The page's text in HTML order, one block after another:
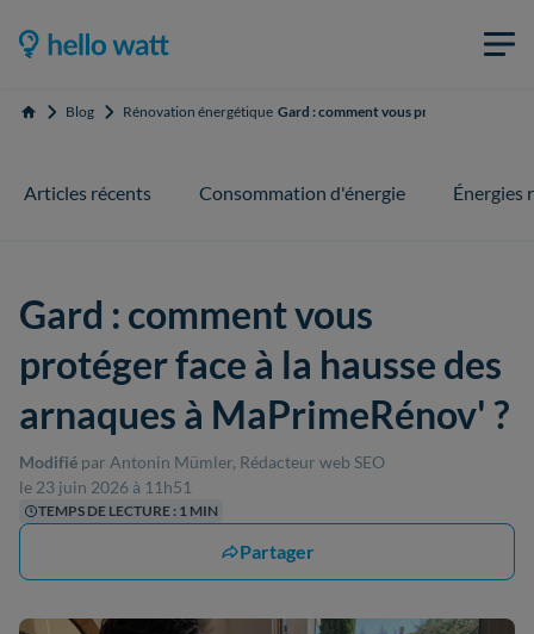
Accueil Blog Rénovation énergétique Gard : comment vous protéger face à la
Articles récents Consommation d'énergie Énergies
Gard : comment vous
protéger face à la hausse des
arnaques à MaPrimeRénov' ?
Modifié par Antonin Mümler, Rédacteur web SEO
le 23 juin 2026 à 11h51
TEMPS DE LECTURE : 1 MIN
Partager